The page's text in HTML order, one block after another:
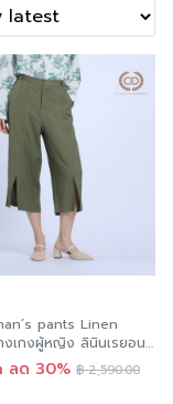
pants Linen
งเกงผู้หญิง ลินินเรยอน
สีเขียวเข้ม C9ZQDR
ลด 30% ฿2,590.00